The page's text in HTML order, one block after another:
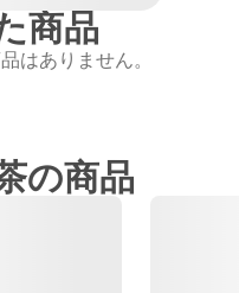
商品
はありません。
の商品